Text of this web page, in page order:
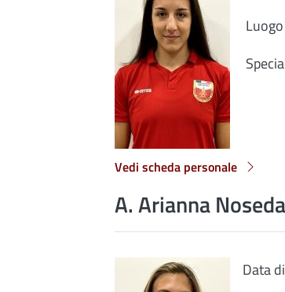
Vedi scheda personale
A. Arianna Noseda
Data